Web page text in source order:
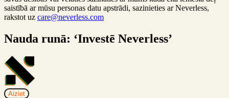
saistībā ar mūsu personas datu apstrādi, sazinieties ar Neverless,
rakstot uz care@neverless.com
Nauda runā: ‘Investē Neverless’
Aiziet